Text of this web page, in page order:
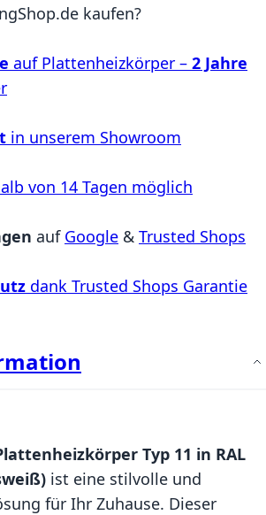
kaufen?
auf Plattenheizkörper – 2 Jahre
in unserem Showroom
von 14 Tagen möglich
auf Google & Trusted Shops
dank Trusted Shops Garantie
Typ 11 in RAL
ist eine stilvolle und
für Ihr Zuhause. Dieser